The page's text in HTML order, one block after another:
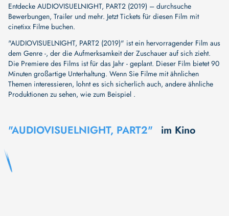
Entdecke AUDIOVISUELNIGHT, PART2 (2019) – durchsuche
Bewerbungen, Trailer und mehr. Jetzt Tickets für diesen Film mit
cinetixx Filme buchen.
"AUDIOVISUELNIGHT, PART2 (2019)" ist ein hervorragender Film aus
dem Genre -, der die Aufmerksamkeit der Zuschauer auf sich zieht.
Die Premiere des Films ist für das Jahr - geplant. Dieser Film bietet 90
Minuten großartige Unterhaltung. Wenn Sie Filme mit ähnlichen
Themen interessieren, lohnt es sich sicherlich auch, andere ähnliche
Produktionen zu sehen, wie zum Beispiel .
"AUDIOVISUELNIGHT, PART2" im Kino